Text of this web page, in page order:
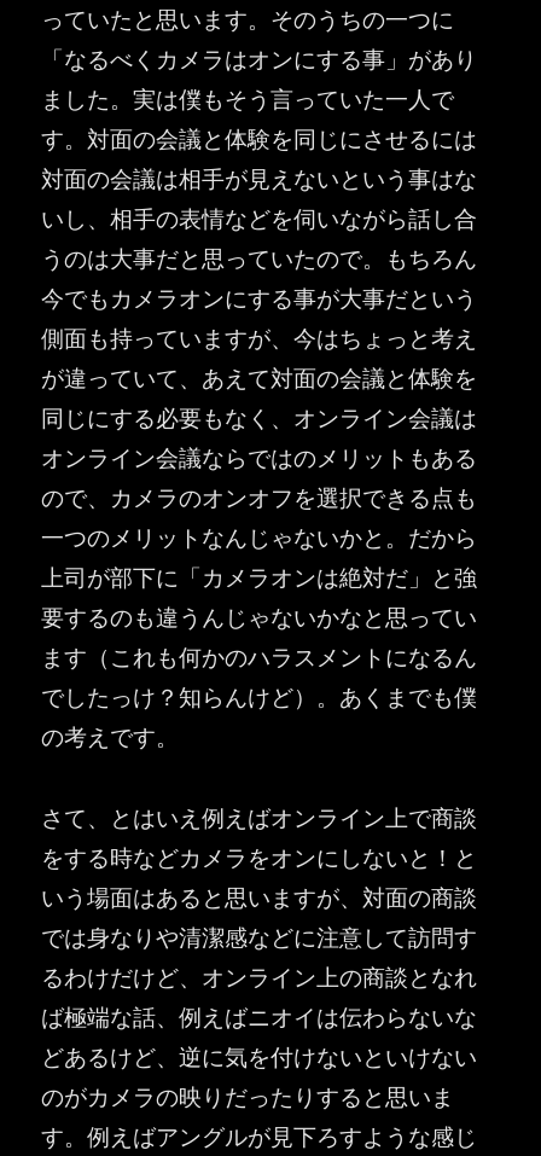
っていたと思います。そのうちの一つに
「なるべくカメラはオンにする事」があり
ました。実は僕もそう言っていた一人で
す。対面の会議と体験を同じにさせるには
対面の会議は相手が見えないという事はな
いし、相手の表情などを伺いながら話し合
うのは大事だと思っていたので。もちろん
今でもカメラオンにする事が大事だという
側面も持っていますが、今はちょっと考え
が違っていて、あえて対面の会議と体験を
同じにする必要もなく、オンライン会議は
オンライン会議ならではのメリットもある
ので、カメラのオンオフを選択できる点も
一つのメリットなんじゃないかと。だから
上司が部下に「カメラオンは絶対だ」と強
要するのも違うんじゃないかなと思ってい
ます（これも何かのハラスメントになるん
でしたっけ？知らんけど）。あくまでも僕
の考えです。
さて、とはいえ例えばオンライン上で商談
をする時などカメラをオンにしないと！と
いう場面はあると思いますが、対面の商談
では身なりや清潔感などに注意して訪問す
るわけだけど、オンライン上の商談となれ
ば極端な話、例えばニオイは伝わらないな
どあるけど、逆に気を付けないといけない
のがカメラの映りだったりすると思いま
す。例えばアングルが見下ろすような感じ